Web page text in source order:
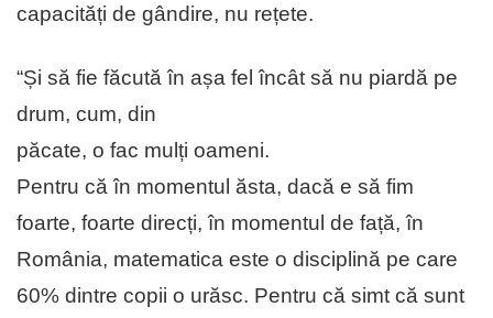
capacități de gândire, nu rețete.
“Și să fie făcută în așa fel încât să nu piardă pe
drum, cum, din
păcate, o fac mulți oameni.
Pentru că în momentul ăsta, dacă e să fim
foarte, foarte direcți, în momentul de față, în
România, matematica este o disciplină pe care
60% dintre copii o urăsc. Pentru că simt că sunt